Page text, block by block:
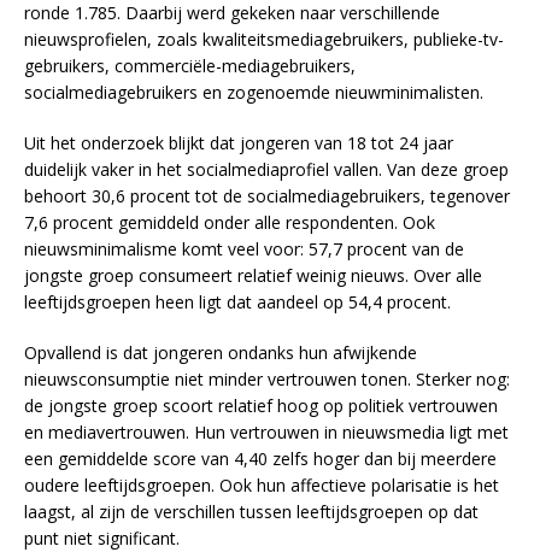
ronde 1.785. Daarbij werd gekeken naar verschillende
nieuwsprofielen, zoals kwaliteitsmediagebruikers, publieke-tv-
gebruikers, commerciële-mediagebruikers,
socialmediagebruikers en zogenoemde nieuwminimalisten.
Uit het onderzoek blijkt dat jongeren van 18 tot 24 jaar
duidelijk vaker in het socialmediaprofiel vallen. Van deze groep
behoort 30,6 procent tot de socialmediagebruikers, tegenover
7,6 procent gemiddeld onder alle respondenten. Ook
nieuwsminimalisme komt veel voor: 57,7 procent van de
jongste groep consumeert relatief weinig nieuws. Over alle
leeftijdsgroepen heen ligt dat aandeel op 54,4 procent.
Opvallend is dat jongeren ondanks hun afwijkende
nieuwsconsumptie niet minder vertrouwen tonen. Sterker nog:
de jongste groep scoort relatief hoog op politiek vertrouwen
en mediavertrouwen. Hun vertrouwen in nieuwsmedia ligt met
een gemiddelde score van 4,40 zelfs hoger dan bij meerdere
oudere leeftijdsgroepen. Ook hun affectieve polarisatie is het
laagst, al zijn de verschillen tussen leeftijdsgroepen op dat
punt niet significant.